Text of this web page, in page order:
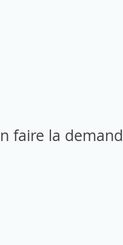
faire la